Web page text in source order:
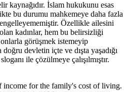
kaynağıdır. İslam hukukunu esas
bu durumu mahkemeye daha fazla
engelleyememiştir. Özellikle ailesini
kadınlar, hem bu belirsizliği
görüşmek istemeyip
devletin içte ve dışta yaşadığı
ile çözülmeye çalışılmıştır.
income for the family's cost of living.